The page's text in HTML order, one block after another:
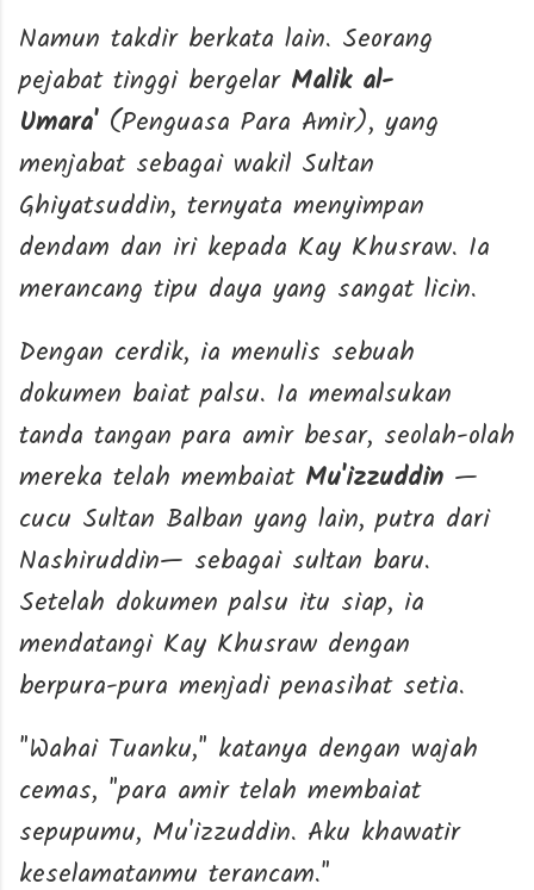
Namun takdir berkata lain. Seorang
pejabat tinggi bergelar Malik al-
Umara'(Penguasa Para Amir), yang
menjabat sebagai wakil Sultan
Ghiyatsuddin, ternyata menyimpan
dendam dan iri kepada Kay Khusraw. Ia
merancang tipu daya yang sangat licin.
Dengan cerdik, ia menulis sebuah
dokumen baiat palsu. Ia memalsukan
tanda tangan para amir besar, seolah-olah
mereka telah membaiat Mu'izzuddin —
cucu Sultan Balban yang lain, putra dari
Nashiruddin— sebagai sultan baru.
Setelah dokumen palsu itu siap, ia
mendatangi Kay Khusraw dengan
berpura-pura menjadi penasihat setia.
"Wahai Tuanku," katanya dengan wajah
cemas, "para amir telah membaiat
sepupumu, Mu'izzuddin. Aku khawatir
keselamatanmu terancam."